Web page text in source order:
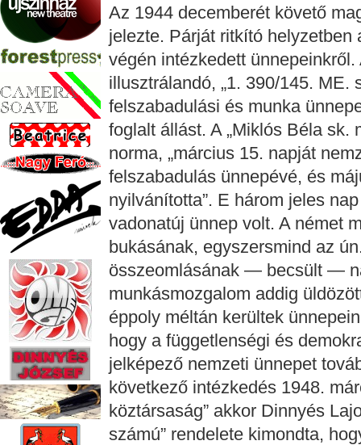
Az 1944 decemberét követő
jelezte. Párját ritkító
végén intézkedett
illusztrálandó, „1. 390/145. ME.
felszabadulási és munka
foglalt állást. A „Miklós Béla sk.
norma, „március 15. napját
felszabadulás ünnepévé, és
nyilvánította”. E három jeles
vadonatúj ünnep volt. A német
bukásának, egyszersmind az
összeomlásának — becsült —
munkásmozgalom addig
éppoly méltán kerültek
hogy a függetlenségi és
jelképező nemzeti ünnepet
következő intézkedés 1948.
köztársaság” akkor Dinnyés
számú” rendelete kimondta,